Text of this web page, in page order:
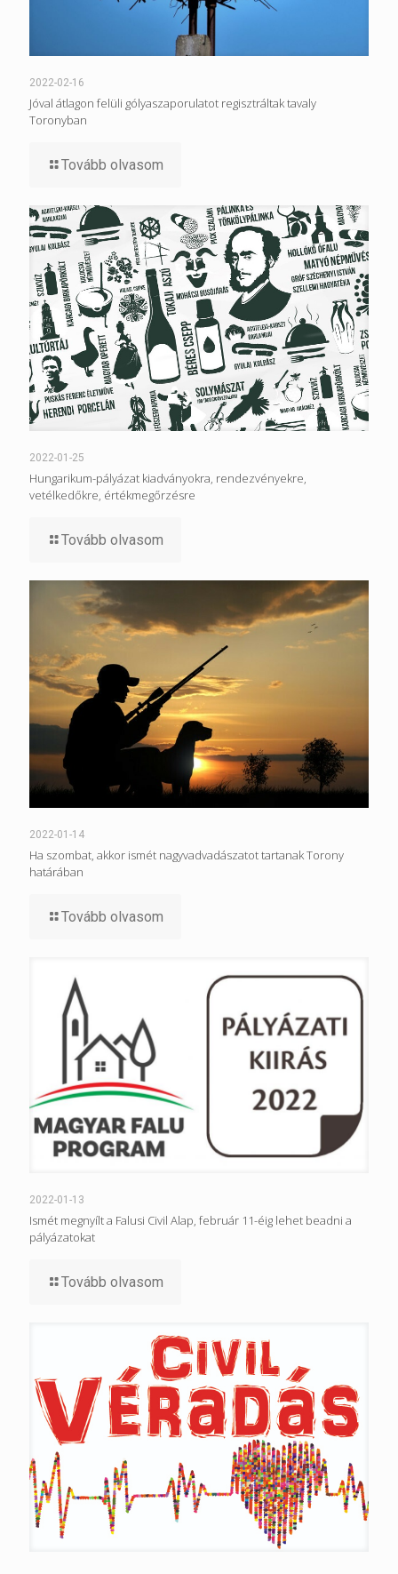
2022-02-16
Jóval átlagon felüli gólyaszaporulatot regisztráltak tavaly
Toronyban
Tovább olvasom
2022-01-25
Hungarikum-pályázat kiadványokra, rendezvényekre,
vetélkedőkre, értékmegőrzésre
Tovább olvasom
2022-01-14
Ha szombat, akkor ismét nagyvadvadászatot tartanak Torony
határában
Tovább olvasom
2022-01-13
Ismét megnyílt a Falusi Civil Alap, február 11-éig lehet beadni a
pályázatokat
Tovább olvasom